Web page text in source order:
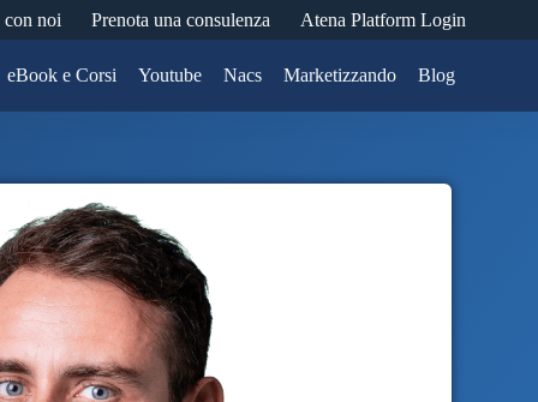
noi Prenota una consulenza Atena Platform Login
eBook e Corsi Youtube Nacs Marketizzando Blog